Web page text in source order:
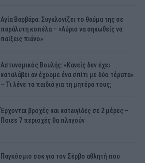
Αγία Βαρβάρα: Συγκλονίζει το θαύμα της σε
παράλυτη κοπέλα – «Αύριο να σηκωθείς να
παίξεις πιάνο»
Αστυνομικός Bουλής: «Κανείς δεν έχει
καταλάβει αν έχουμε ένα σπίτι με δύο τέρατα»
– Τι λένε τα παιδιά για τη μητέρα τους;
Έρχονται βροχές και κατaιγίδες σε 2 μέpες –
Ποιεs 7 πεpιοχές θα πλnγούν
Παγκόσμιο σοκ για τον Σέρβο αθλητή που